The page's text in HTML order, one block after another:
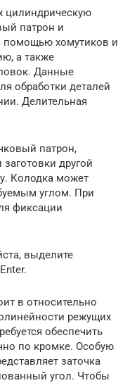
цилиндрическую
патрон и
помощью хомутиков и
а также
Данные
обработки деталей
Делительная
патрон,
другой
Колодка может
углом. При
фиксации
выделите
в относительно
режущих
обеспечить
по кромке. Особую
заточка
угол. Чтобы